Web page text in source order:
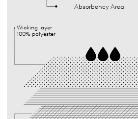
Absorbency Area
Wicking layer
100% polyester